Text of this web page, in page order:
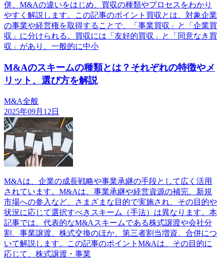
併、M&Aの違いをはじめ、買収の種類やプロセスをわかり
やすく解説します。この記事のポイント買収とは、対象企業
の事業や経営権を取得することで、「事業買収」と「企業買
収」に分けられる。買収には「友好的買収」と「同意なき買
収」があり、一般的に中小
M&Aのスキームの種類とは？それぞれの特徴やメ
リット、選び方を解説
M&A全般
2025年09月12日
M&Aは、企業の成長戦略や事業承継の手段として広く活用
されています。M&Aは、事業承継や経営資源の補完、新規
市場への参入など、さまざまな目的で実施され、その目的や
状況に応じて選択すべきスキーム（手法）は異なります。本
記事では、代表的なM&Aスキームである株式譲渡や会社分
割、事業譲渡、株式交換のほか、第三者割当増資、合併につ
いて解説します。この記事のポイントM&Aは、その目的に
応じて、株式譲渡・事業